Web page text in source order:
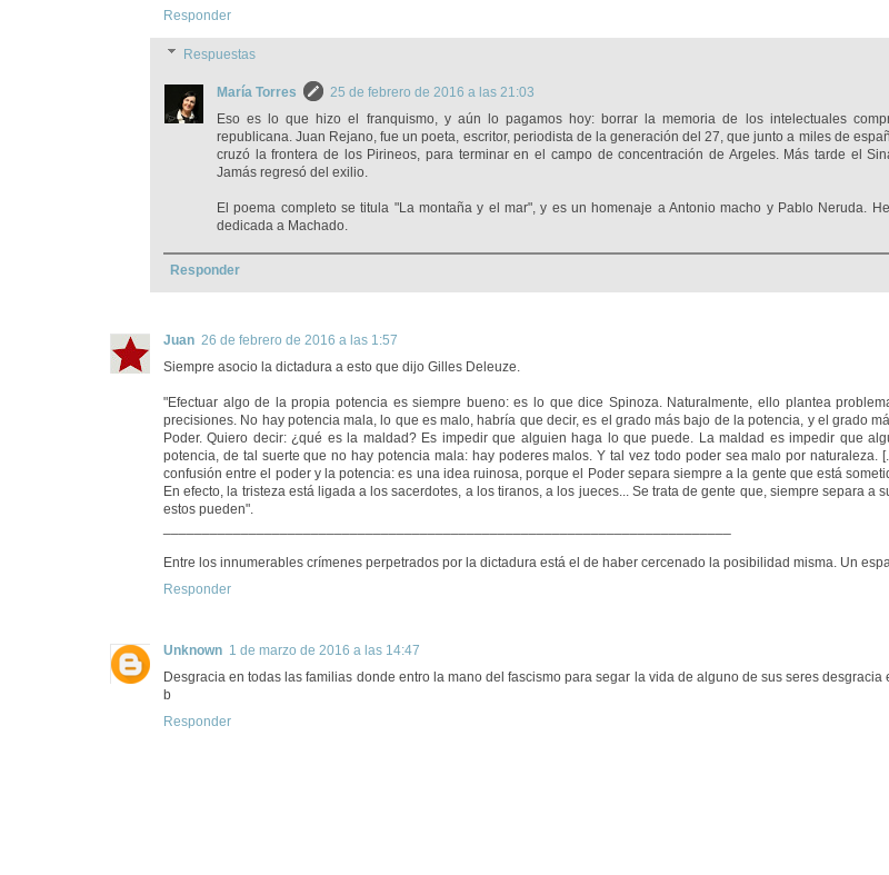
Responder
Respuestas
María Torres
25 de febrero de 2016 a las 21:03
Eso es lo que hizo el franquismo, y aún lo pagamos hoy: borrar la memoria de los intelectuales
republicana. Juan Rejano, fue un poeta, escritor, periodista de la generación del 27, que junto a miles de
cruzó la frontera de los Pirineos, para terminar en el campo de concentración de Argeles. Más tarde el
Jamás regresó del exilio.
El poema completo se titula "La montaña y el mar", y es un homenaje a Antonio macho y Pablo Neruda.
dedicada a Machado.
Responder
Juan 26 de febrero de 2016 a las 1:57
Siempre asocio la dictadura a esto que dijo Gilles Deleuze.
"Efectuar algo de la propia potencia es siempre bueno: es lo que dice Spinoza. Naturalmente, ello plantea
precisiones. No hay potencia mala, lo que es malo, habría que decir, es el grado más bajo de la potencia, y el grado
Poder. Quiero decir: ¿qué es la maldad? Es impedir que alguien haga lo que puede. La maldad es impedir que
potencia, de tal suerte que no hay potencia mala: hay poderes malos. Y tal vez todo poder sea malo por naturaleza.
confusión entre el poder y la potencia: es una idea ruinosa, porque el Poder separa siempre a la gente que está
En efecto, la tristeza está ligada a los sacerdotes, a los tiranos, a los jueces... Se trata de gente que, siempre separa a
estos pueden".
Entre los innumerables crímenes perpetrados por la dictadura está el de haber cercenado la posibilidad misma. Un
Responder
Unknown 1 de marzo de 2016 a las 14:47
Desgracia en todas las familias donde entro la mano del fascismo para segar la vida de alguno de sus seres desgracia
b
Responder